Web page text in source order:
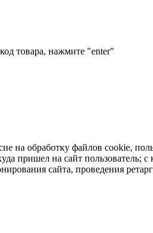
товара, нажмите "enter"
на обработку файлов cookie,
пришел на сайт
сайта, проведения